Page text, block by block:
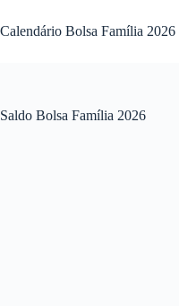
para
o
Calendário Bolsa Família 2026
Saldo Bolsa Família 2026